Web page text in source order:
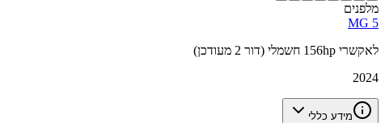
מלפנים
MG 5
לאקשרי 156hp חשמלי (דור 2 מעודכן)
2024
מידע כללי